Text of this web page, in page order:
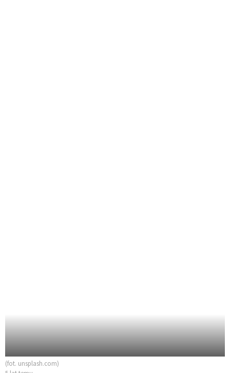
(fot. unsplash.com)